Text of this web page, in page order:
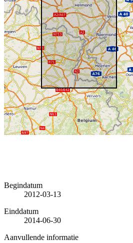
Begindatum
2012-03-13
Einddatum
2014-06-30
Aanvullende informatie